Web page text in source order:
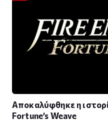
Αποκαλύφθηκε η
Fortune’s Weave